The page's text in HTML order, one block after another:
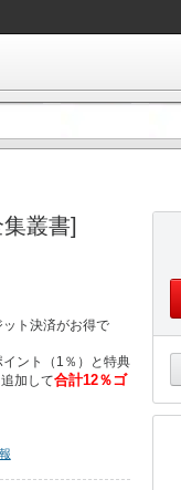
叢書]
ト決済がお得で
ント（1％）と特典
加して合計12％ゴ